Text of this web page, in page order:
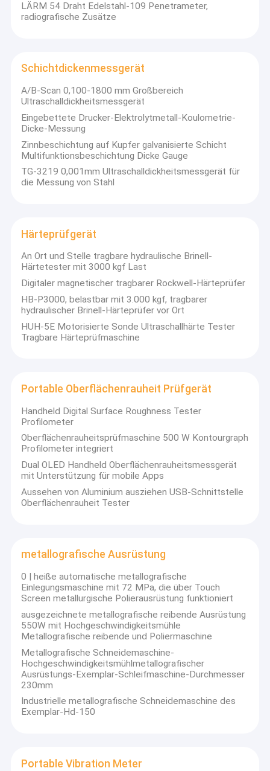
LÄRM 54 Draht Edelstahl-109 Penetrameter,
radiografische Zusätze
Schichtdickenmessgerät
A/B-Scan 0,100-1800 mm Großbereich
Ultraschalldickheitsmessgerät
Eingebettete Drucker-Elektrolytmetall-Koulometrie-
Dicke-Messung
Zinnbeschichtung auf Kupfer galvanisierte Schicht
Multifunktionsbeschichtung Dicke Gauge
TG-3219 0,001mm Ultraschalldickheitsmessgerät für
die Messung von Stahl
Härteprüfgerät
An Ort und Stelle tragbare hydraulische Brinell-
Härtetester mit 3000 kgf Last
Digitaler magnetischer tragbarer Rockwell-Härteprüfer
HB-P3000, belastbar mit 3.000 kgf, tragbarer
hydraulischer Brinell-Härteprüfer vor Ort
HUH-5E Motorisierte Sonde Ultraschallhärte Tester
Tragbare Härteprüfmaschine
Portable Oberflächenrauheit Prüfgerät
Handheld Digital Surface Roughness Tester
Profilometer
Oberflächenrauheitsprüfmaschine 500 W Kontourgraph
Profilometer integriert
Dual OLED Handheld Oberflächenrauheitsmessgerät
mit Unterstützung für mobile Apps
Aussehen von Aluminium ausziehen USB-Schnittstelle
Oberflächenrauheit Tester
metallografische Ausrüstung
0 | heiße automatische metallografische
Einlegungsmaschine mit 72 MPa, die über Touch
Screen metallurgische Polierausrüstung funktioniert
ausgezeichnete metallografische reibende Ausrüstung
550W mit Hochgeschwindigkeitsmühle
Metallografische reibende und Poliermaschine
Metallografische Schneidemaschine-
Hochgeschwindigkeitsmühlmetallografischer
Ausrüstungs-Exemplar-Schleifmaschine-Durchmesser
230mm
Industrielle metallografische Schneidemaschine des
Exemplar-Hd-150
Portable Vibration Meter